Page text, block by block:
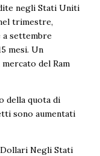
negli Stati Uniti
trimestre,
a settembre
mesi. Un
del Ram
della quota di
sono aumentati
Negli Stati